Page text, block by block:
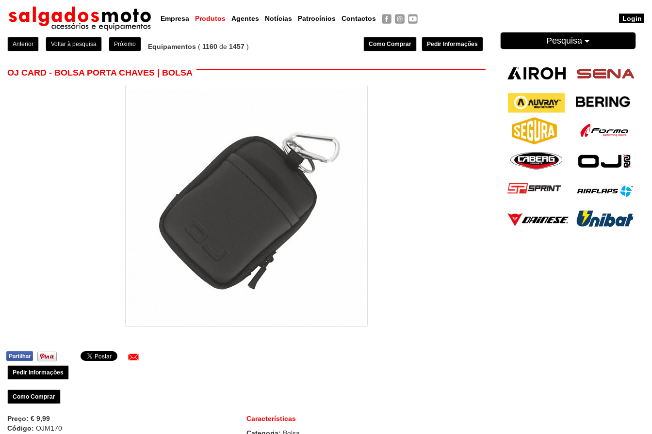
Empresa Produtos Agentes Notícias Patrocínios Contactos Login
Anterior Voltar à pesquisa Próximo Equipamentos ( 1160 de 1457 ) Pedir Informações
Como Comprar
OJ CARD - BOLSA PORTA CHAVES | BOLSA
Pedir Informações
Como Comprar
Preço: € 9,99
Código: OJM170
Características
Pesquisa